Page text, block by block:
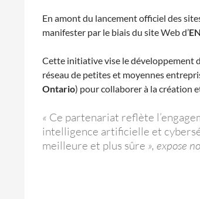
En amont du lancement officiel des
manifester par le biais du site Web d’
Cette initiative vise le développement
réseau de petites et moyennes
Ontario) pour collaborer à la création
« Ce partenariat reflète
intelligence artificielle et
meilleure et plus sûre », expose